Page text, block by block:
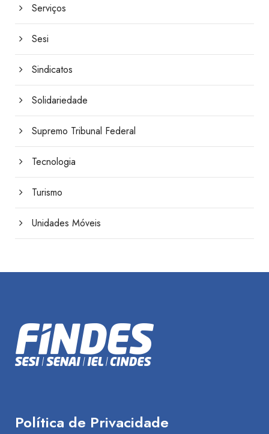
Serviços
Sesi
Sindicatos
Solidariedade
Supremo Tribunal Federal
Tecnologia
Turismo
Unidades Móveis
Política de Privacidade